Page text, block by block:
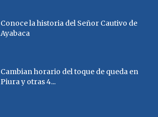
Conoce la historia del Señor Cautivo de
Ayabaca
Cambian horario del toque de queda en
Piura y otras 4...